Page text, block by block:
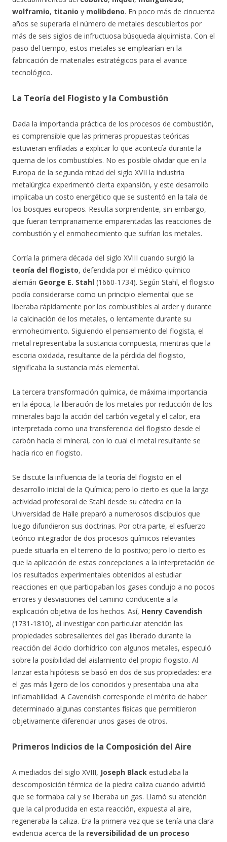
wolframio, titanio y molibdeno. En poco más de cincuenta
años se superaría el número de metales descubiertos por
más de seis siglos de infructuosa búsqueda alquimista. Con el
paso del tiempo, estos metales se emplearían en la
fabricación de materiales estratégicos para el avance
tecnológico.
La Teoría del Flogisto y la Combustión
Dada la importancia práctica de los procesos de combustión,
es comprensible que las primeras propuestas teóricas
estuvieran enfiladas a explicar lo que acontecía durante la
quema de los combustibles. No es posible olvidar que en la
Europa de la segunda mitad del siglo XVII la industria
metalúrgica experimentó cierta expansión, y este desarrollo
implicaba un costo energético que se sustentó en la tala de
los bosques europeos. Resulta sorprendente, sin embargo,
que fueran tempranamente emparentadas las reacciones de
combustión y el enmohecimiento que sufrían los metales.
Corría la primera década del siglo XVIII cuando surgió la
teoría del flogisto, defendida por el médico-químico
alemán George E. Stahl (1660-1734). Según Stahl, el flogisto
podía considerarse como un principio elemental que se
liberaba rápidamente por los combustibles al arder y durante
la calcinación de los metales, o lentamente durante su
enmohecimiento. Siguiendo el pensamiento del flogista, el
metal representaba la sustancia compuesta, mientras que la
escoria oxidada, resultante de la pérdida del flogisto,
significaba la sustancia más elemental.
La tercera transformación química, de máxima importancia
en la época, la liberación de los metales por reducción de los
minerales bajo la acción del carbón vegetal y el calor, era
interpretada como una transferencia del flogisto desde el
carbón hacia el mineral, con lo cual el metal resultante se
hacía rico en flogisto.
Se discute la influencia de la teoría del flogisto en el
desarrollo inicial de la Química; pero lo cierto es que la larga
actividad profesoral de Stahl desde su cátedra en la
Universidad de Halle preparó a numerosos discípulos que
luego difundieron sus doctrinas. Por otra parte, el esfuerzo
teórico integrador de dos procesos químicos relevantes
puede situarla en el terreno de lo positivo; pero lo cierto es
que la aplicación de estas concepciones a la interpretación de
los resultados experimentales obtenidos al estudiar
reacciones en que participaban los gases condujo a no pocos
errores y desviaciones del camino conducente a la
explicación objetiva de los hechos. Así, Henry Cavendish
(1731-1810), al investigar con particular atención las
propiedades sobresalientes del gas liberado durante la
reacción del ácido clorhídrico con algunos metales, especuló
sobre la posibilidad del aislamiento del propio flogisto. Al
lanzar esta hipótesis se basó en dos de sus propiedades: era
el gas más ligero de los conocidos y presentaba una alta
inflamabilidad. A Cavendish corresponde el mérito de haber
determinado algunas constantes físicas que permitieron
objetivamente diferenciar unos gases de otros.
Primeros Indicios de la Composición del Aire
A mediados del siglo XVIII, Joseph Black estudiaba la
descomposición térmica de la piedra caliza cuando advirtió
que se formaba cal y se liberaba un gas. Llamó su atención
que la cal producida en esta reacción, expuesta al aire,
regeneraba la caliza. Era la primera vez que se tenía una clara
evidencia acerca de la reversibilidad de un proceso